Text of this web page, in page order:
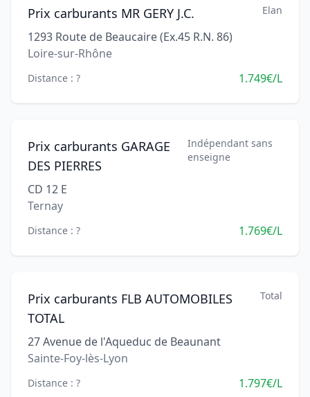
Prix carburants MR GERY J.C. Elan
1293 Route de Beaucaire (Ex.45 R.N. 86)
Loire-sur-Rhône
Distance : ? 1.749€/L
Prix carburants GARAGE
DES PIERRES
Indépendant sans
enseigne
CD 12 E
Ternay
Distance : ? 1.769€/L
Prix carburants FLB AUTOMOBILES
TOTAL
Total
27 Avenue de l'Aqueduc de Beaunant
Sainte-Foy-lès-Lyon
Distance : ? 1.797€/L